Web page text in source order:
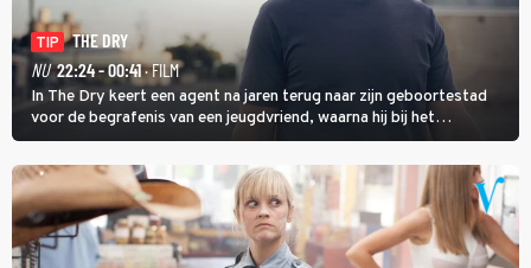
TIP
THE DRY
NU 22:24 - 00:41· FILM
In The Dry keert een agent na jaren terug naar zijn geboortestad
voor de begrafenis van een jeugdvriend, waarna hij bij het
onderzoeken van diens dood een verband begint te vermoeden
met een oude zaak.